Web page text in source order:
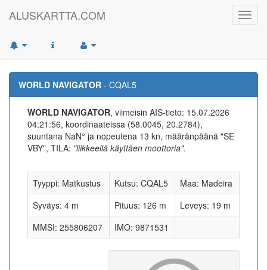
ALUSKARTTA.COM
WORLD NAVIGATOR - CQAL5
WORLD NAVIGATOR, viimeisin AIS-tieto: 15.07.2026
04:21:56, koordinaateissa (58.0045, 20.2784),
suuntana NaN° ja nopeutena 13 kn, määränpäänä "SE
VBY", TILA: "liikkeellä käyttäen moottoria".
Tyyppi: Matkustus Kutsu: CQAL5
Maa: Madeira
Syväys: 4 m
Pituus: 126 m
Leveys: 19 m
MMSI: 255806207
IMO: 9871531